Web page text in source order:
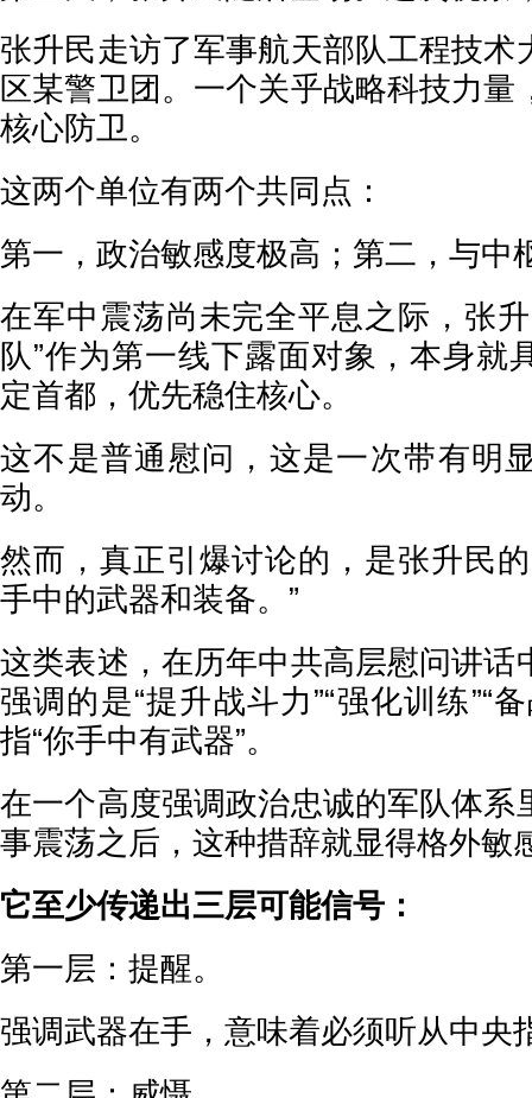
张升民走访了军事航天部队工程技术
区某警卫团。一个关乎战略科技力量
核心防卫。
这两个单位有两个共同点：
第一，政治敏感度极高；第二，与中
在军中震荡尚未完全平息之际，张
队”作为第一线下露面对象，本身
定首都，优先稳住核心。
这不是普通慰问，这是一次带有明
动。
然而，真正引爆讨论的，是张升民
手中的武器和装备。”
这类表述，在历年中共高层慰问讲话
强调的是“提升战斗力”“强化训练”“
指“你手中有武器”。
在一个高度强调政治忠诚的军队体系
事震荡之后，这种措辞就显得格外敏
它至少传递出三层可能信号：
第一层：提醒。
强调武器在手，意味着必须听从中央